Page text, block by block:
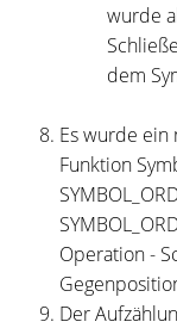
wurde
dem
Es wurde ein
Funktion
Operation -
Der